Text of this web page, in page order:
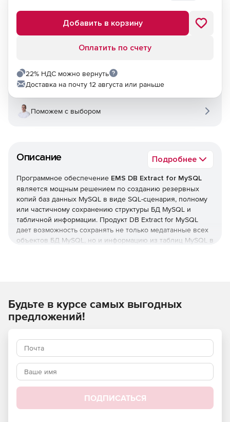
Описание Подробнее
Программное обеспечение EMS DB Extract for MySQL
является мощным решением по созданию резервных
копий баз данных MySQL в виде SQL-сценария, полному
или частичному сохранению структуры БД MySQL и
табличной информации. Продукт DB Extract for MySQL
дает возможность сохранять не только медатанные всех
объектов БД MySQL, но и информацию из таблиц MySQL в
также устанавливать другие параметры. Удобный
графический мастер шаг за шагом проведет
пользователя через процесс извлечения, а специальное
резервные копии БД MySQL.
Ключевые возможности EMS DB Extract for MySQL:
Добавить в корзину
Оплатить по счету
22% НДС можно вернуть
Доставка на почту 12 августа или раньше
Поможем с выбором
Будьте в курсе самых выгодных
предложений!
ПОДПИСАТЬСЯ